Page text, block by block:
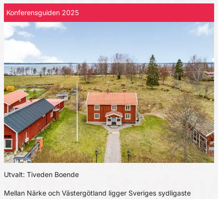
Konferensguiden 2025
Utvalt: Tiveden Boende
Mellan Närke och Västergötland ligger Sveriges sydligaste